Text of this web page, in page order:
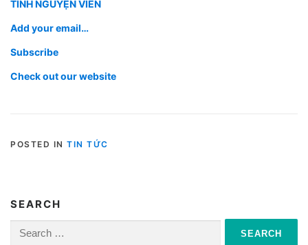
TÌNH NGUYỆN VIÊN
Add your email…
Subscribe
Check out our website
POSTED IN TIN TỨC
SEARCH
Search